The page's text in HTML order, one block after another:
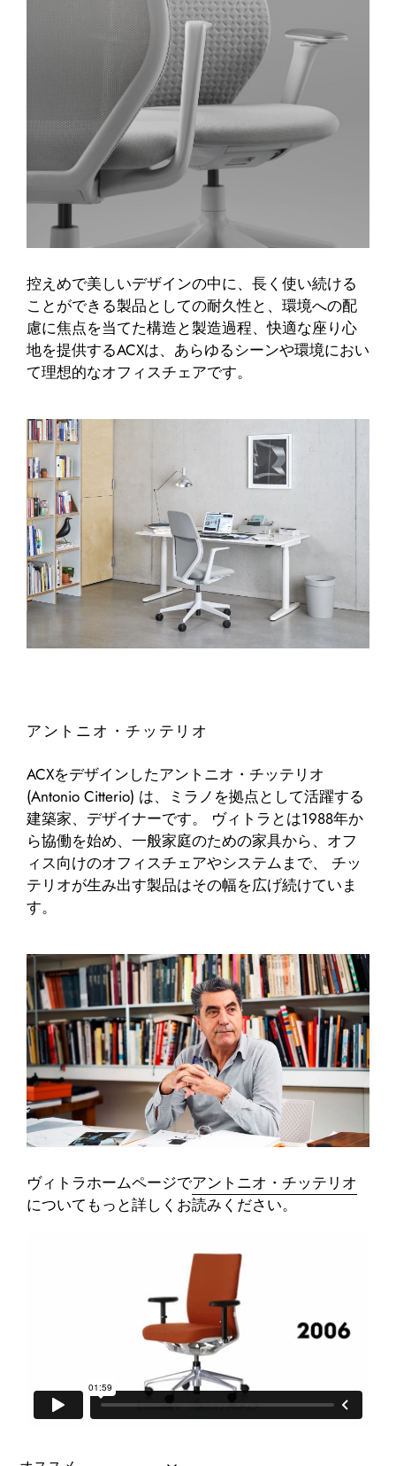
控えめで美しいデザインの中に、長く使い続ける
ことができる製品としての耐久性と、環境への配
慮に焦点を当てた構造と製造過程、快適な座り心
地を提供するACXは、あらゆるシーンや環境におい
て理想的なオフィスチェアです。
アントニオ・チッテリオ
ACXをデザインしたアントニオ・チッテリオ
(Antonio Citterio) は、ミラノを拠点として活躍する
建築家、デザイナーです。 ヴィトラとは1988年か
ら協働を始め、一般家庭のための家具から、オフ
ィス向けのオフィスチェアやシステムまで、 チッ
テリオが生み出す製品はその幅を広げ続けていま
す。
ヴィトラホームページでアントニオ・チッテリオ
についてもっと詳しくお読みください。